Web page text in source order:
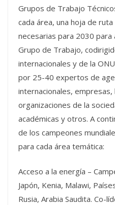
Grupos de Trabajo
cada área, una hoja de
necesarias para 2030 para
Grupo de Trabajo,
internacionales y de la
por 25-40 expertos de
internacionales,
organizaciones de la
académicas y otros. A
de los campeones
para cada área temática:
Acceso a la energía –
Japón, Kenia, Malawi,
Rusia, Arabia Saudita. Co-